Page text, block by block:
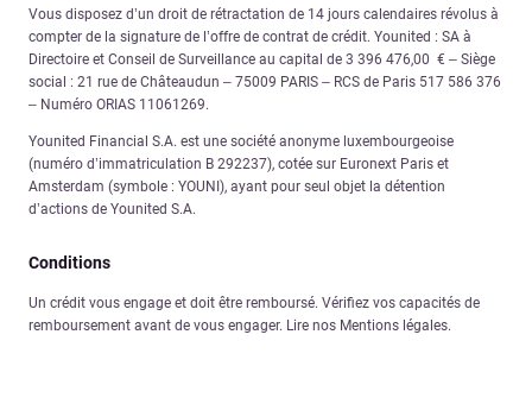
Vous disposez d’un droit de rétractation de 14 jours calendaires révolus à
compter de la signature de l’offre de contrat de crédit. Younited : SA à
Directoire et Conseil de Surveillance au capital de 3 396 476,00 € – Siège
social : 21 rue de Châteaudun – 75009 PARIS – RCS de Paris 517 586 376
– Numéro ORIAS 11061269.
Younited Financial S.A. est une société anonyme luxembourgeoise
(numéro d’immatriculation B 292237), cotée sur Euronext Paris et
Amsterdam (symbole : YOUNI), ayant pour seul objet la détention
d’actions de Younited S.A.
Conditions
Un crédit vous engage et doit être remboursé. Vérifiez vos capacités de
remboursement avant de vous engager. Lire nos Mentions légales.